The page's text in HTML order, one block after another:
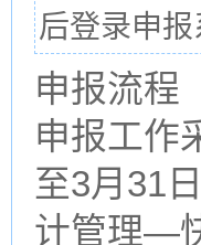
后登录申
申报流程
申报工作
至3月31
计管理—